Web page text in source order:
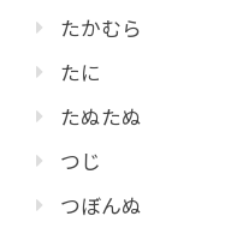
たかむら
たに
たぬたぬ
つじ
つぼんぬ